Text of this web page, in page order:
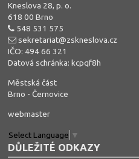
Kneslova 28, p. o.
618 00 Brno
548 531 575
sekretariat@zskneslova.cz
IČO: 494 66 321
Datová schránka: kcpqf8h
Městská část
Brno - Černovice
webmaster
Select Language ▼
DŮLEŽITÉ ODKAZY